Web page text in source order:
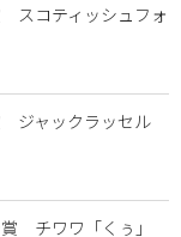
スコティッシュフォ
ジャックラッセル
チワワ「くぅ」